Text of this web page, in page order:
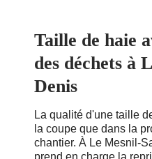
Taille de haie
des déchets à
Denis
La qualité d'une taille
la coupe que dans la
chantier. À Le Mesnil-